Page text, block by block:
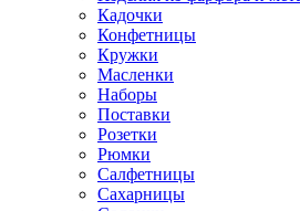
Кадочки
Конфетницы
Кружки
Масленки
Наборы
Поставки
Розетки
Рюмки
Салфетницы
Сахарницы